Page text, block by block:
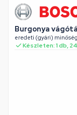
Burgonya
eredeti (gyári) minőség
Készleten: 1 db,